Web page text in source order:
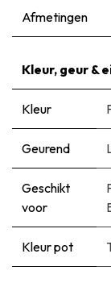
Afmetingen
Kleur, geur &
Kleur
Geurend
Geschikt
voor
Kleur pot